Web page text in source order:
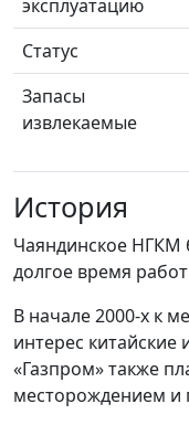
эксплуатацию
Статус
Запасы
извлекаемые
История
Чаяндинское НГКМ
долгое время
В начале 2000-х к
интерес
«Газпром» также
месторождением и